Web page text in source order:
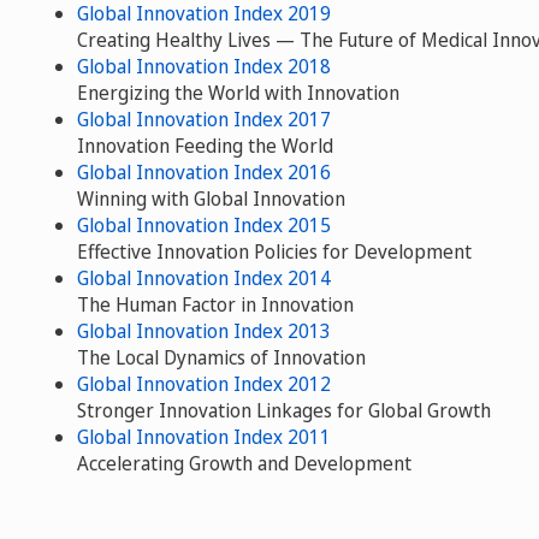
Global Innovation Index 2019
Creating Healthy Lives — The Future of Medical
Global Innovation Index 2018
Energizing the World with Innovation
Global Innovation Index 2017
Innovation Feeding the World
Global Innovation Index 2016
Winning with Global Innovation
Global Innovation Index 2015
Effective Innovation Policies for Development
Global Innovation Index 2014
The Human Factor in Innovation
Global Innovation Index 2013
The Local Dynamics of Innovation
Global Innovation Index 2012
Stronger Innovation Linkages for Global Growth
Global Innovation Index 2011
Accelerating Growth and Development